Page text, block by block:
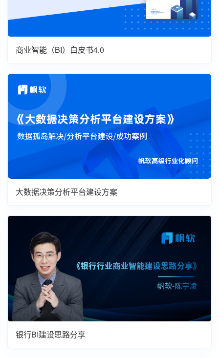
商业智能（BI）白皮书4.0
大数据决策分析平台建设方案
银行BI建设思路分享